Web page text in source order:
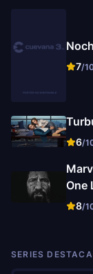
7/
6/
One
8/
SERIES